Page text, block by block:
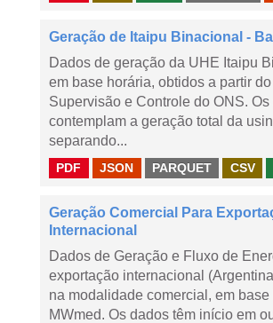
Geração de Itaipu Binacional -
Dados de geração da UHE Itaipu
em base horária, obtidos a partir
Supervisão e Controle do ONS. Os
contemplam a geração total da
separando...
PDF JSON PARQUET CSV
Geração Comercial Para
Internacional
Dados de Geração e Fluxo de
exportação internacional
na modalidade comercial, em base
MWmed. Os dados têm início em